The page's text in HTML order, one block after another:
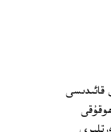
قائىدىسى